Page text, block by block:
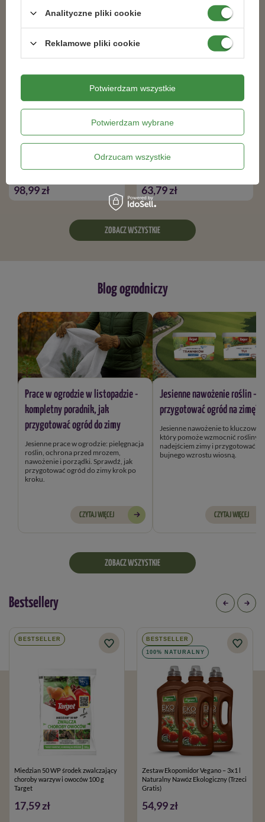
Ziemiórka Stoper Vegano 7,5 mln
98,99 zł
Drewniany karmnik dla ptaków z
sznurkowym uchwytem
63,79 zł
ZOBACZ WSZYSTKIE
Blog ogrodniczy
Prace w ogrodzie w listopadzie -
kompletny poradnik, jak
przygotować ogród do zimy
Jesienne prace w ogrodzie: pielęgnacja
roślin, ochrona przed mrozem,
nawożenie i porządki. Sprawdź, jak
przygotować ogród do zimy krok po
kroku.
CZYTAJ WIĘCEJ
Jesienne nawożenie roślin –
przygotować ogród na zimę?
Jesienne nawożenie to kluczowy
który pomoże wzmocnić rośliny przed
nadejściem zimy i przygotować je
bujnego wzrostu wiosną.
CZYTAJ WIĘCEJ
ZOBACZ WSZYSTKIE
Bestsellery
BESTSELLER
Miedzian 50 WP środek zwalczający
choroby warzyw i owoców 100 g
Target
17,59 zł
BESTSELLER
100% NATURALNY
Zestaw Ekopomidor Vegano – 3x1 l
Naturalny Nawóz Ekologiczny (Trzeci
Gratis)
54,99 zł
Analityczne pliki cookie
Reklamowe pliki cookie
Potwierdzam wybrane
Odrzucam wszystkie
Potwierdzam wszystkie